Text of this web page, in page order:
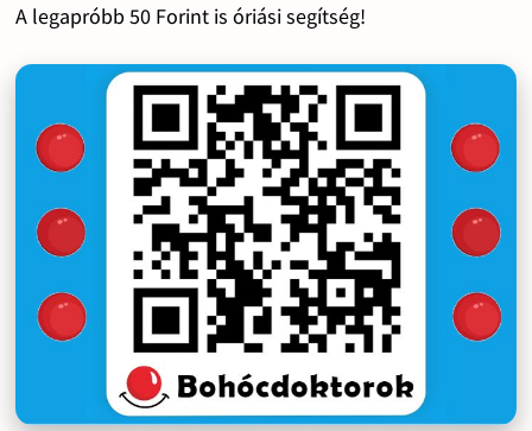
A legapróbb 50 Forint is óriási segítség!